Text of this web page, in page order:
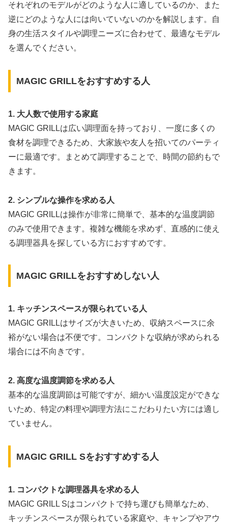
それぞれのモデルがどのような人に適しているのか、また
逆にどのような人には向いていないのかを解説します。自
身の生活スタイルや調理ニーズに合わせて、最適なモデル
を選んでください。
MAGIC GRILLをおすすめする人
1. 大人数で使用する家庭
MAGIC GRILLは広い調理面を持っており、一度に多くの
食材を調理できるため、大家族や友人を招いてのパーティ
ーに最適です。まとめて調理することで、時間の節約もで
きます。
2. シンプルな操作を求める人
MAGIC GRILLは操作が非常に簡単で、基本的な温度調節
のみで使用できます。複雑な機能を求めず、直感的に使え
る調理器具を探している方におすすめです。
MAGIC GRILLをおすすめしない人
1. キッチンスペースが限られている人
MAGIC GRILLはサイズが大きいため、収納スペースに余
裕がない場合は不便です。コンパクトな収納が求められる
場合には不向きです。
2. 高度な温度調節を求める人
基本的な温度調節は可能ですが、細かい温度設定ができな
いため、特定の料理や調理方法にこだわりたい方には適し
ていません。
MAGIC GRILL Sをおすすめする人
1. コンパクトな調理器具を求める人
MAGIC GRILL Sはコンパクトで持ち運びも簡単なため、
キッチンスペースが限られている家庭や、キャンプやアウ